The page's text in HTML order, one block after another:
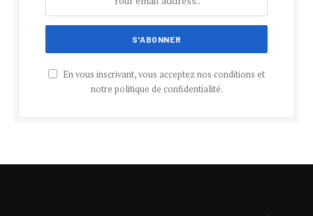
En vous inscrivant, vous acceptez nos conditions et
notre politique de confidentialité.